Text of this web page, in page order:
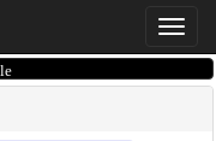
Toggle